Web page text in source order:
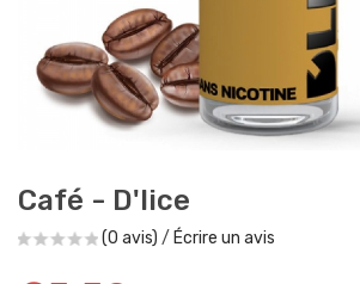
Café - D'lice
(0 avis) / Écrire un avis